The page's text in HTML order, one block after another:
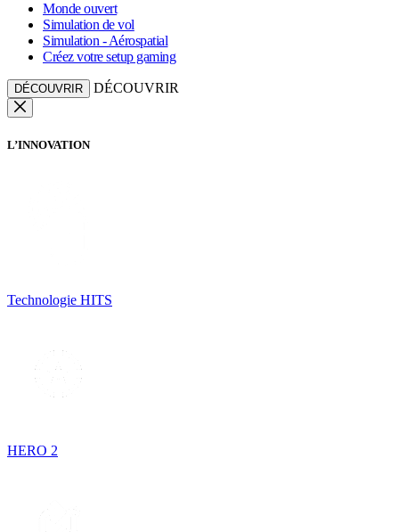
Monde ouvert
Simulation de vol
Simulation - Aérospatial
Créez votre setup gaming
DÉCOUVRIR DÉCOUVRIR
L’INNOVATION
Technologie HITS
HERO 2